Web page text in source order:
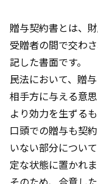
贈与契約書とは、
受贈者の間で交わ
記した書面です。
民法において、贈
相手方に与える意
より効力を生ずる
口頭での贈与も契
いない部分につい
定な状態に置かれま